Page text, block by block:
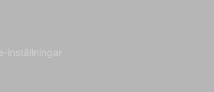
inställningar